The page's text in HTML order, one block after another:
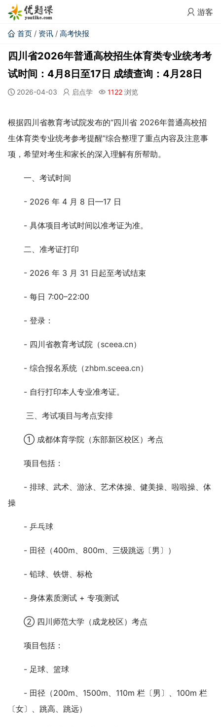
游客
首页 / 资讯 / 高考快报
四川省2026年普通高校招生体育类专业统考考
试时间：4月8日至17日 成绩查询：4月28日
2026-04-03 启点学 1122 浏览
根据四川省教育考试院发布的“四川省 2026年普通高校招
生体育类专业统考参考提醒”综合整理了重点内容及注意事
项，希望对考生和家长的深入理解有所帮助。
一、考试时间
- 2026 年 4 月 8 日—17 日
- 具体项目考试时间以准考证为准。
二、准考证打印
- 2026 年 3 月 31 日起至考试结束
- 每日 7:00–22:00
- 登录：
- 四川省教育考试院（sceea.cn）
- 综合报名系统（zhbm.sceea.cn）
- 自行打印本人专业准考证。
三、考试项目与考点安排
① 成都体育学院（东部新区校区）考点
项目包括：
- 排球、武术、游泳、艺术体操、健美操、啦啦操、体
操
- 乒乓球
- 田径（400m、800m、三级跳远〔男〕）
- 铅球、铁饼、标枪
- 身体素质测试 + 专项测试
② 四川师范大学（成龙校区）考点
项目包括：
- 足球、篮球
- 田径（200m、1500m、110m 栏〔男〕、100m 栏
〔女〕、跳高、跳远）